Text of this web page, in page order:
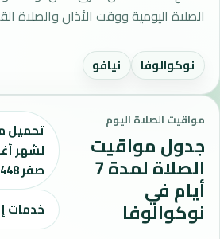
الصلاة اليومية ووقت الأذان والصلاة
نوكوالوفا نيافو
مواقيت الصلاة اليوم
جدول مواقيت
الصلاة لمدة 7
أيام في
نوكوالوفا
تحميل
صفر 1448 هـ
خدمات